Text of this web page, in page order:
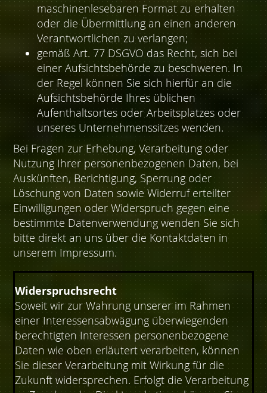
maschinenlesebaren Format zu erhalten
oder die Übermittlung an einen anderen
Verantwortlichen zu verlangen;
gemäß Art. 77 DSGVO das Recht, sich bei
einer Aufsichtsbehörde zu beschweren. In
der Regel können Sie sich hierfür an die
Aufsichtsbehörde Ihres üblichen
Aufenthaltsortes oder Arbeitsplatzes oder
unseres Unternehmenssitzes wenden.
Bei Fragen zur Erhebung, Verarbeitung oder
Nutzung Ihrer personenbezogenen Daten, bei
Auskünften, Berichtigung, Sperrung oder
Löschung von Daten sowie Widerruf erteilter
Einwilligungen oder Widerspruch gegen eine
bestimmte Datenverwendung wenden Sie sich
bitte direkt an uns über die Kontaktdaten in
unserem Impressum.
Widerspruchsrecht
Soweit wir zur Wahrung unserer im Rahmen
einer Interessensabwägung überwiegenden
berechtigten Interessen personenbezogene
Daten wie oben erläutert verarbeiten, können
Sie dieser Verarbeitung mit Wirkung für die
Zukunft widersprechen. Erfolgt die Verarbeitung